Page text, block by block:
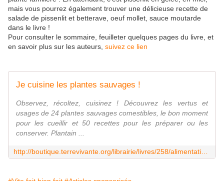
mais vous pourrez également trouver une délicieuse recette de
salade de pissenlit et betterave, oeuf mollet, sauce moutarde
dans le livre !
Pour consulter le sommaire, feuilleter quelques pages du livre, et
en savoir plus sur les auteurs, suivez ce lien
Je cuisine les plantes sauvages !
Observez, récoltez, cuisinez ! Découvrez les vertus et
usages de 24 plantes sauvages comestibles, le bon moment
pour les cueillir et 50 recettes pour les préparer ou les
conserver. Plantain ...